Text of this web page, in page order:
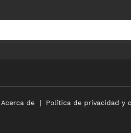
Acerca de Política de privacidad y